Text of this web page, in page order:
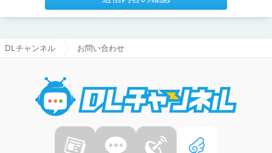
DLチャンネル お問い合わせ